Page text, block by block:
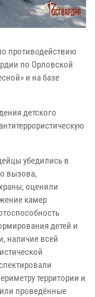
противодействию
по Орловской
и на базе
детского
убедились в
вызова,
оценили
камер
детей и
наличие всей
территории и
проведённые